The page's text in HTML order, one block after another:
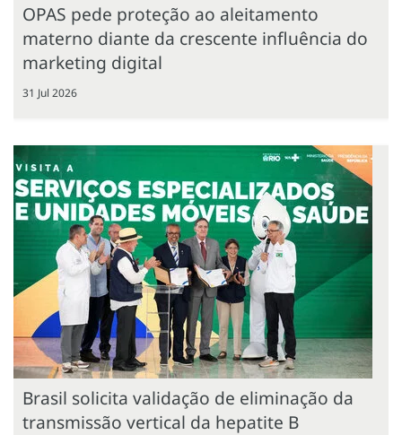
OPAS pede proteção ao aleitamento
materno diante da crescente influência do
marketing digital
31 Jul 2026
Brasil solicita validação de eliminação da
transmissão vertical da hepatite B